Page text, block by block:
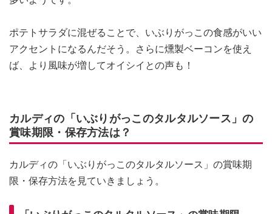
ポテトサラダに混ぜることで、いぶりがっこの食感がいい
アクセントになるんだそう。さらに燻製ベーコンを使え
ば、より風味が増してオイシイとの声も！
カルディの「いぶりがっこのタルタルソース」の
賞味期限・保存方法は？
カルディの「いぶりがっこのタルタルソース」の賞味期
限・保存方法を見ていきましょう。